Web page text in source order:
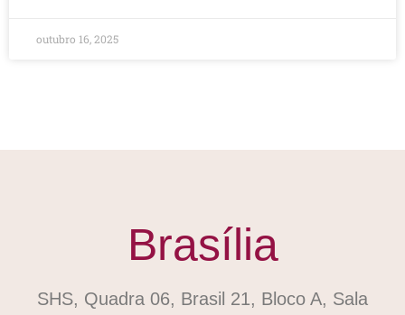
outubro 16, 2025
Brasília
SHS, Quadra 06, Brasil 21, Bloco A, Sala